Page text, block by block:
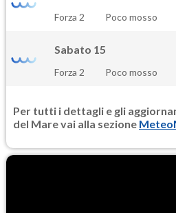
Forza 2
Poco mosso
Sabato 15
Forza 2
Poco mosso
Per tutti i dettagli e gli
del Mare vai alla sezione